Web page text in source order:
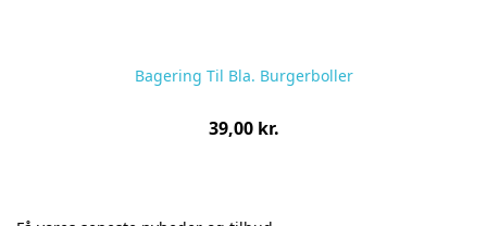
Bagering Til Bla. Burgerboller
Pris
39,00 kr.